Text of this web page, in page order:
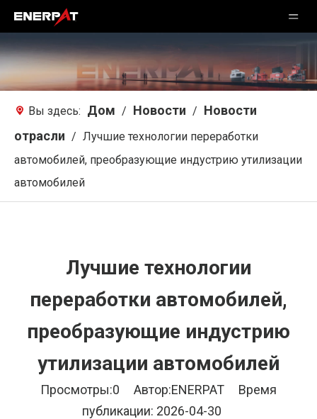
Вы здесь: Дом / Новости / Новости
отрасли / Лучшие технологии переработки
автомобилей, преобразующие индустрию утилизации
автомобилей
Лучшие технологии
переработки автомобилей,
преобразующие индустрию
утилизации автомобилей
Просмотры:0 Автор:ENERPAT Время
публикации: 2026-04-30